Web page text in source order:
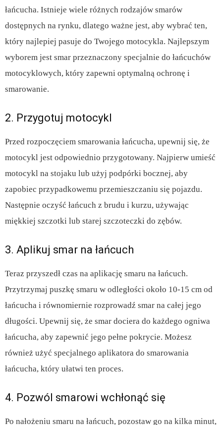
łańcucha. Istnieje wiele różnych rodzajów smarów
dostępnych na rynku, dlatego ważne jest, aby wybrać ten,
który najlepiej pasuje do Twojego motocykla. Najlepszym
wyborem jest smar przeznaczony specjalnie do łańcuchów
motocyklowych, który zapewni optymalną ochronę i
smarowanie.
2. Przygotuj motocykl
Przed rozpoczęciem smarowania łańcucha, upewnij się, że
motocykl jest odpowiednio przygotowany. Najpierw umieść
motocykl na stojaku lub użyj podpórki bocznej, aby
zapobiec przypadkowemu przemieszczaniu się pojazdu.
Następnie oczyść łańcuch z brudu i kurzu, używając
miękkiej szczotki lub starej szczoteczki do zębów.
3. Aplikuj smar na łańcuch
Teraz przyszedł czas na aplikację smaru na łańcuch.
Przytrzymaj puszkę smaru w odległości około 10-15 cm od
łańcucha i równomiernie rozprowadź smar na całej jego
długości. Upewnij się, że smar dociera do każdego ogniwa
łańcucha, aby zapewnić jego pełne pokrycie. Możesz
również użyć specjalnego aplikatora do smarowania
łańcucha, który ułatwi ten proces.
4. Pozwól smarowi wchłonąć się
Po nałożeniu smaru na łańcuch, pozostaw go na kilka minut,